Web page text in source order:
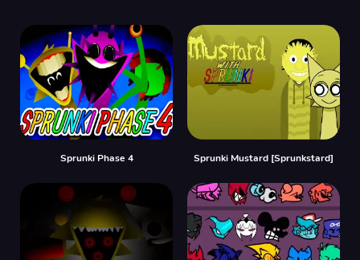
Sprunki Phase 4 Sprunki Mustard [Sprunkstard]